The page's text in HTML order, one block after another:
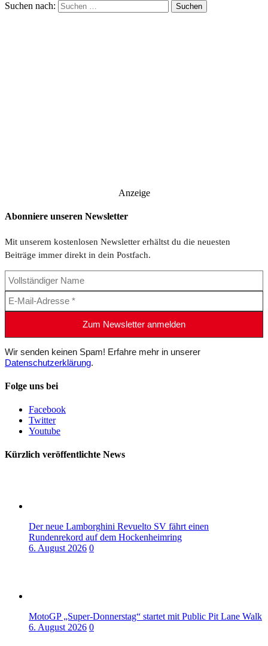
Suchen nach:
Anzeige
Abonniere unseren Newsletter
Mit unserem kostenlosen Newsletter erhältst du die neuesten
Beiträge immer direkt in dein Postfach.
Wir senden keinen Spam! Erfahre mehr in unserer
Datenschutzerklärung.
Folge uns bei
Facebook
Twitter
Youtube
Kürzlich veröffentlichte News
Der neue Lamborghini Revuelto SV fährt einen
Rundenrekord auf dem Hockenheimring
6. August 2026 0
MotoGP „Super-Donnerstag“ startet mit Public Pit Lane Walk
6. August 2026 0